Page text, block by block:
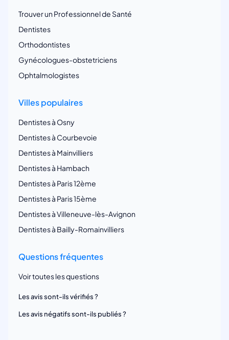
Trouver un Professionnel de Santé
Dentistes
Orthodontistes
Gynécologues-obstetriciens
Ophtalmologistes
Villes populaires
Dentistes à Osny
Dentistes à Courbevoie
Dentistes à Mainvilliers
Dentistes à Hambach
Dentistes à Paris 12ème
Dentistes à Paris 15ème
Dentistes à Villeneuve-lès-Avignon
Dentistes à Bailly-Romainvilliers
Questions fréquentes
Voir toutes les questions
Les avis sont-ils vérifiés ?
Les avis négatifs sont-ils publiés ?